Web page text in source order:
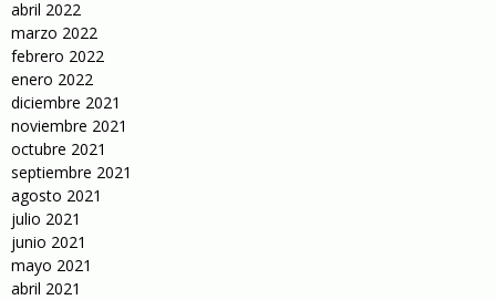
abril 2022
marzo 2022
febrero 2022
enero 2022
diciembre 2021
noviembre 2021
octubre 2021
septiembre 2021
agosto 2021
julio 2021
junio 2021
mayo 2021
abril 2021